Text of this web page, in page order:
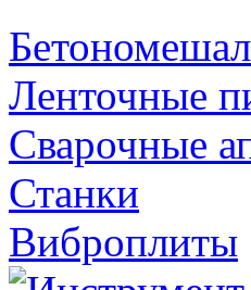
Ленточные
Сварочные
Станки
Виброплиты